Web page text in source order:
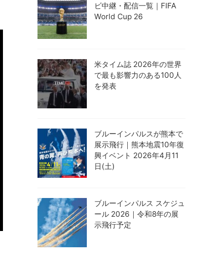
ビ中継・配信一覧｜FIFA
World Cup 26
米タイム誌 2026年の世界
で最も影響力のある100人
を発表
ブルーインパルスが熊本で
展示飛行｜熊本地震10年復
興イベント 2026年4月11
日(土)
ブルーインパルス スケジュ
ール 2026｜令和8年の展
示飛行予定